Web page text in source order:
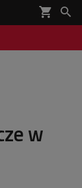
shopping_cart 

w